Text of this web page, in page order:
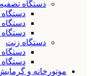
دستگاه تصفیه
دستگاه زنت
موتورخانه و